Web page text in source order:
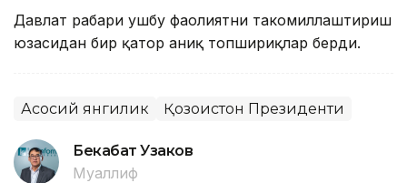
Давлат раҳбари ушбу фаолиятни такомиллаштириш
юзасидан бир қатор аниқ топшириқлар берди.
Асосий янгилик Қозоғистон Президенти
Бекабат Узаков
Муаллиф